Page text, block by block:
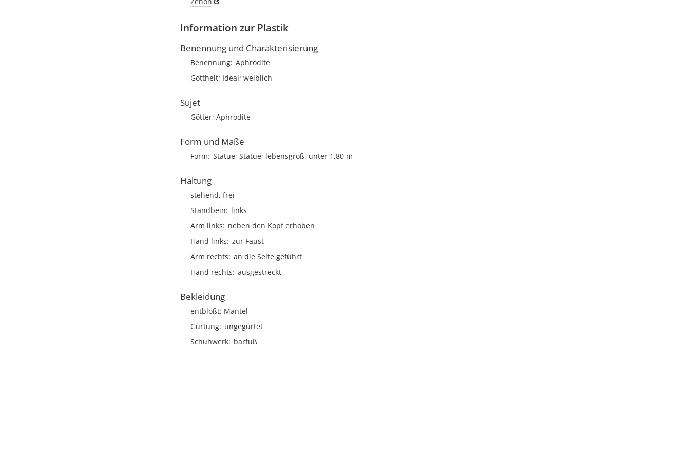
Information zur Plastik
Benennung und Charakterisierung
Benennung Aphrodite
Gottheit; Ideal; weiblich
Sujet
Götter; Aphrodite
Form und Maße
Form Statue; Statue; lebensgroß, unter 1,80 m
Haltung
stehend, frei
Standbein
links
Arm links
neben den Kopf erhoben
Hand links zur Faust
Arm rechts an die Seite geführt
Hand rechts ausgestreckt
Bekleidung
entblößt; Mantel
Gürtung ungegürtet
Schuhwerk barfuß